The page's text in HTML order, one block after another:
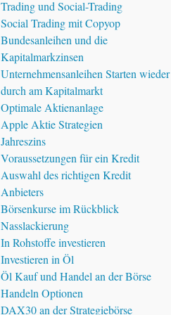
Trading und Social-Trading
Social Trading mit Copyop
Bundesanleihen und die
Kapitalmarkzinsen
Unternehmensanleihen Starten wieder
durch am Kapitalmarkt
Optimale Aktienanlage
Apple Aktie Strategien
Jahreszins
Voraussetzungen für ein Kredit
Auswahl des richtigen Kredit
Anbieters
Börsenkurse im Rückblick
Nasslackierung
In Rohstoffe investieren
Investieren in Öl
Öl Kauf und Handel an der Börse
Handeln Optionen
DAX30 an der Strategiebörse